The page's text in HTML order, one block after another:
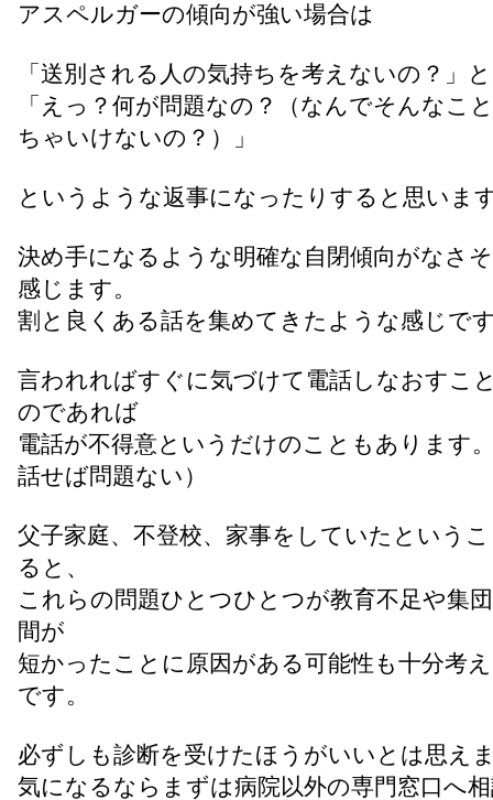
アスペルガーの傾向が強い場合は
「送別される人の気持ちを考えないの？」
「えっ？何が問題なの？（なんでそんなこ
ちゃいけないの？）」
というような返事になったりすると思いま
決め手になるような明確な自閉傾向がなさ
感じます。
割と良くある話を集めてきたような感じで
言われればすぐに気づけて電話しなおすこ
のであれば
電話が不得意というだけのこともあります
話せば問題ない）
父子家庭、不登校、家事をしていたという
ると、
これらの問題ひとつひとつが教育不足や集
間が
短かったことに原因がある可能性も十分考
です。
必ずしも診断を受けたほうがいいとは思え
気になるならまずは病院以外の専門窓口へ